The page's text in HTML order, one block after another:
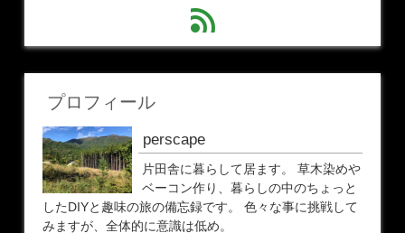
feed
プロフィール
perscape
片田舎に暮らして居ます。 草木染めや
ベーコン作り、暮らしの中のちょっと
したDIYと趣味の旅の備忘録です。 色々な事に挑戦して
みますが、全体的に意識は低め。